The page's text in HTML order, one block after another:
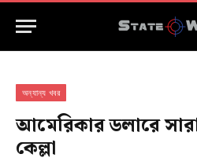
অন্যান্য খবর
আমেরিকার ডলারে
কেল্লা